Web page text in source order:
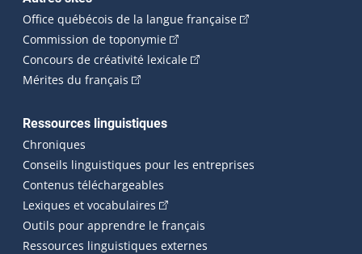
Office québécois de la langue française(Cet hyperlien
Commission de toponymie(Cet hyperlien externe s'ouvrira
Concours de créativité lexicale(Cet hyperlien externe
Mérites du français (Cet hyperlien externe s'ouvrira dans une
Ressources linguistiques
Chroniques
Conseils linguistiques pour les entreprises
Contenus téléchargeables
Lexiques et vocabulaires (Cet hyperlien externe s'ouvrira
Outils pour apprendre le français
Ressources linguistiques externes